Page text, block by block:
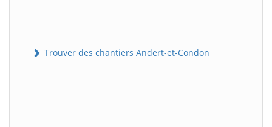
Trouver des chantiers Andert-et-Condon